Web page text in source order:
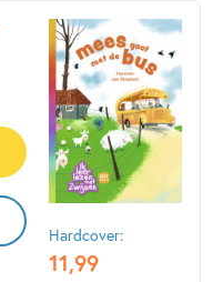
Hardcover:
11,99